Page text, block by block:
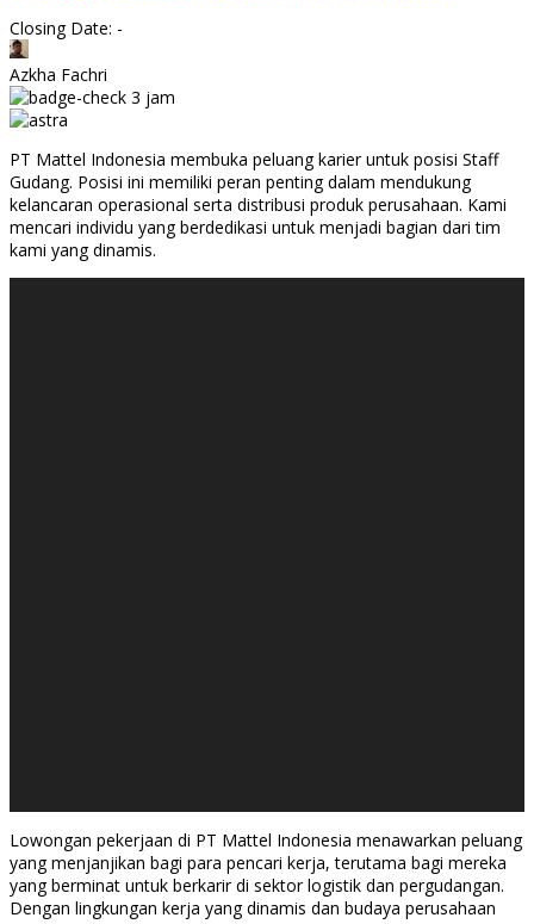
Closing Date: -
Azkha Fachri
3 jam
PT Mattel Indonesia membuka peluang karier untuk posisi Staff
Gudang. Posisi ini memiliki peran penting dalam mendukung
kelancaran operasional serta distribusi produk perusahaan. Kami
mencari individu yang berdedikasi untuk menjadi bagian dari tim
kami yang dinamis.
Lowongan pekerjaan di PT Mattel Indonesia menawarkan peluang
yang menjanjikan bagi para pencari kerja, terutama bagi mereka
yang berminat untuk berkarir di sektor logistik dan pergudangan.
Dengan lingkungan kerja yang dinamis dan budaya perusahaan